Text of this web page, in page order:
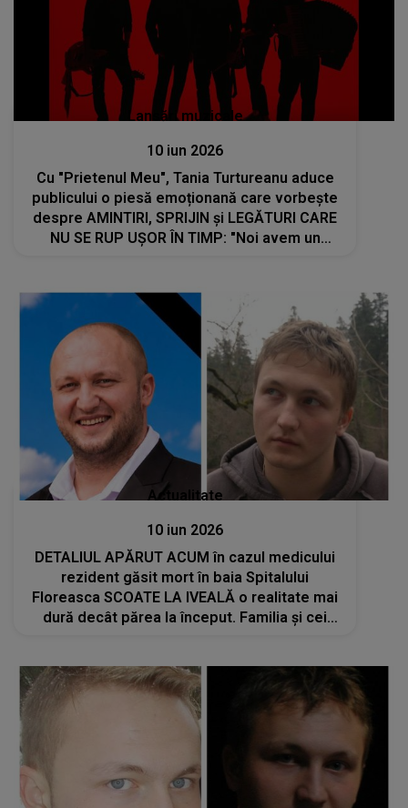
Lansări muzicale
10 iun 2026
Cu "Prietenul Meu", Tania Turtureanu aduce
publicului o piesă emoționană care vorbește
despre AMINTIRI, SPRIJIN și LEGĂTURI CARE
NU SE RUP UȘOR ÎN TIMP: "Noi avem un
Actualitate
10 iun 2026
DETALIUL APĂRUT ACUM în cazul medicului
rezident găsit mort în baia Spitalului
Floreasca SCOATE LA IVEALĂ o realitate mai
dură decât părea la început. Familia și cei